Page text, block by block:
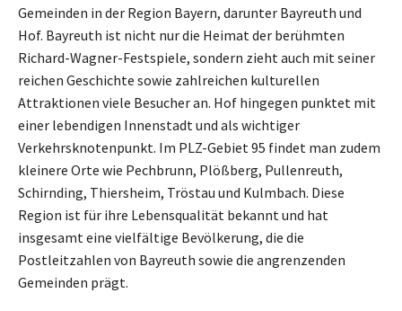
Gemeinden in der Region Bayern, darunter Bayreuth und
Hof. Bayreuth ist nicht nur die Heimat der berühmten
Richard-Wagner-Festspiele, sondern zieht auch mit seiner
reichen Geschichte sowie zahlreichen kulturellen
Attraktionen viele Besucher an. Hof hingegen punktet mit
einer lebendigen Innenstadt und als wichtiger
Verkehrsknotenpunkt. Im PLZ-Gebiet 95 findet man zudem
kleinere Orte wie Pechbrunn, Plößberg, Pullenreuth,
Schirnding, Thiersheim, Tröstau und Kulmbach. Diese
Region ist für ihre Lebensqualität bekannt und hat
insgesamt eine vielfältige Bevölkerung, die die
Postleitzahlen von Bayreuth sowie die angrenzenden
Gemeinden prägt.